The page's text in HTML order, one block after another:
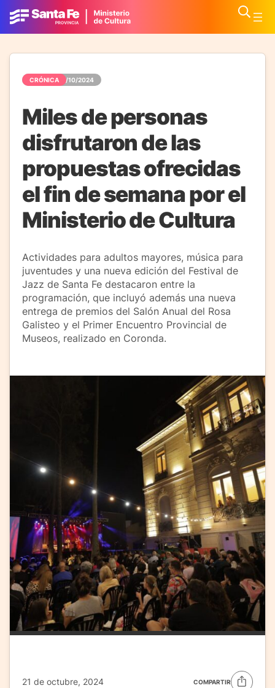
CRÓNICA 21/10/2024
Miles de personas
disfrutaron de las
propuestas ofrecidas
el fin de semana por el
Ministerio de Cultura
Actividades para adultos mayores, música para
juventudes y una nueva edición del Festival de
Jazz de Santa Fe destacaron entre la
programación, que incluyó además una nueva
entrega de premios del Salón Anual del Rosa
Galisteo y el Primer Encuentro Provincial de
Museos, realizado en Coronda.
21 de octubre, 2024 COMPARTIR